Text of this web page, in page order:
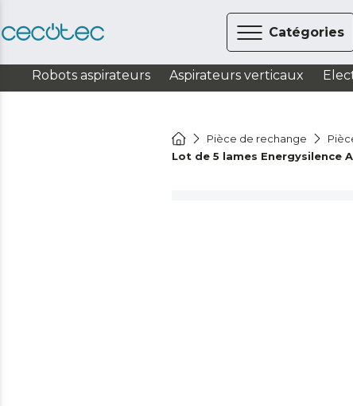
Catégories
Robots aspirateurs Aspirateurs verticaux
Pièce de rechange
Lot de 5 lames Energysilence